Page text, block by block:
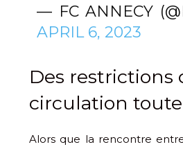
— FC ANNECY
APRIL 6, 2023
Des restrictions
circulation
Alors que la rencontre